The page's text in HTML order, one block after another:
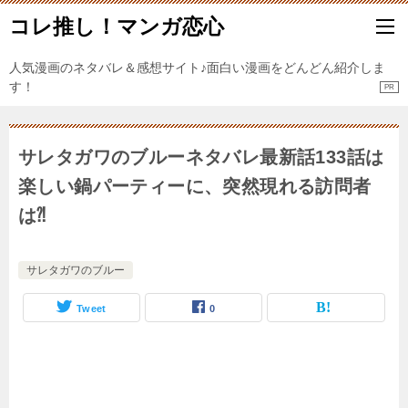
コレ推し！マンガ恋心
人気漫画のネタバレ＆感想サイト♪面白い漫画をどんどん紹介しま
す！
サレタガワのブルーネタバレ最新話133話は
楽しい鍋パーティーに、突然現れる訪問者
は⁈
サレタガワのブルー
Tweet 0